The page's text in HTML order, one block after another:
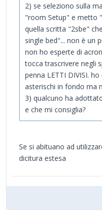
2) se seleziono sulla
"room Setup" e metto
quella scritta "2sbe"
single bed"... non è un
non ho esperte di
tocca trascrivere negli
penna LETTI DIVISI.
asterischi in fondo ma
3) qualcuno ha
e che mi consiglia?
Se si abituano ad
dicitura estesa